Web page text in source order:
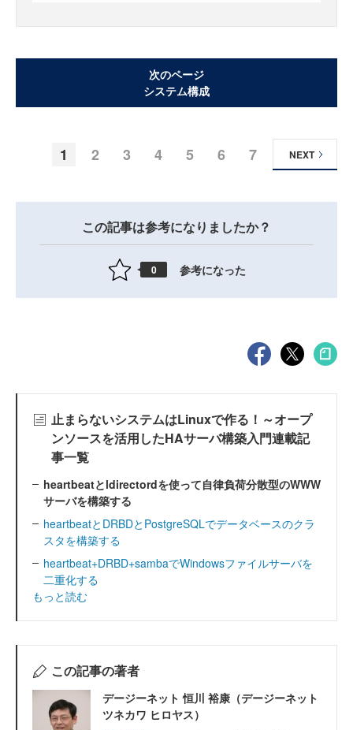
次のページ
システム構成
1 2 3 4 5 6 7 NEXT
この記事は参考になりましたか？
0 参考になった
止まらないシステムはLinuxで作る！～オープ
ンソースを活用したHAサーバ構築入門連載記
事一覧
heartbeatとldirectordを使って自律負荷分散型のWWW
サーバを構築する
heartbeatとDRBDとPostgreSQLでデータベースのクラ
スタを構築する
heartbeat+DRBD+sambaでWindowsファイルサーバを
二重化する
もっと読む
この記事の著者
デージーネット 恒川 裕康（デージーネット
ツネカワ ヒロヤス）